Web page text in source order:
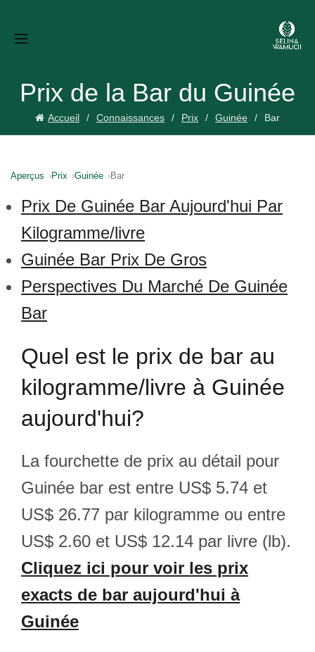
Prix de la Bar du Guinée
Accueil Connaissances Prix Guinée Bar
Aperçus Prix Guinée Bar
Prix De Guinée Bar Aujourd'hui Par
Kilogramme/livre
Guinée Bar Prix De Gros
Perspectives Du Marché De Guinée
Bar
Quel est le prix de bar au
kilogramme/livre à Guinée
aujourd'hui?
La fourchette de prix au détail pour
Guinée bar est entre US$ 5.74 et
US$ 26.77 par kilogramme ou entre
US$ 2.60 et US$ 12.14 par livre (lb).
Cliquez ici pour voir les prix
exacts de bar aujourd'hui à
Guinée